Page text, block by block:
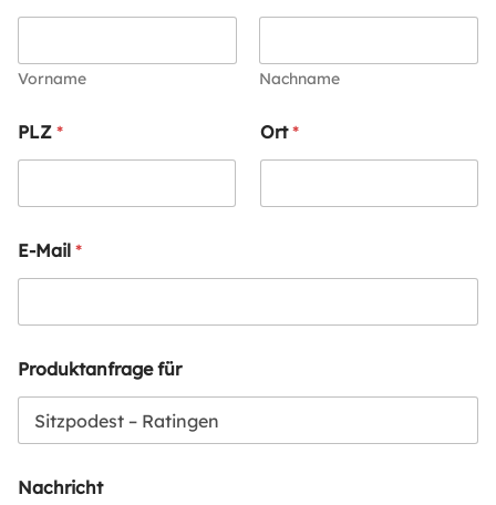
Vorname Nachname
PLZ * Ort*
E-Mail *
Produktanfrage für
Nachricht